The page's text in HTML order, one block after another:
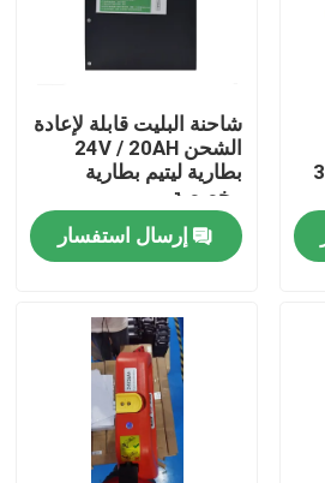
شاحنة الحافلات مع 2-3
شاحنة البليت قابلة لإعادة
الشحن 24V / 20AH
بطارية ليتيم بطارية
مخصصة
إرسال استفسار